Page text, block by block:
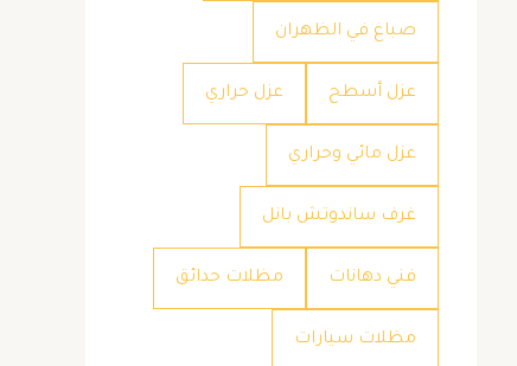
صباغ في الظهران
عزل أسطح عزل حراري
عزل مائي وحراري
غرف ساندوتش بانل
فني دهانات مظلات حدائق
مظلات سيارات